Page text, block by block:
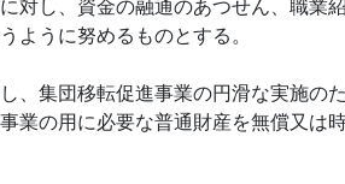
ように努めるものとする。
、集団移転促進事業の円滑な実施の
業の用に必要な普通財産を無償又は